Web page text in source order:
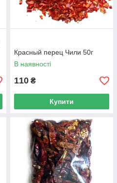
Красный перец Чили 50г
В наявності
110 ₴
Купити